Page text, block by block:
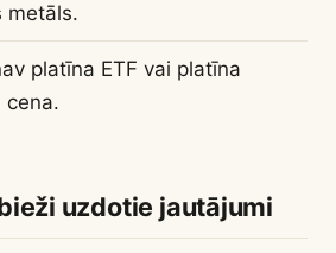
metāls.
platīna ETF vai platīna
cena.
uzdotie jautājumi